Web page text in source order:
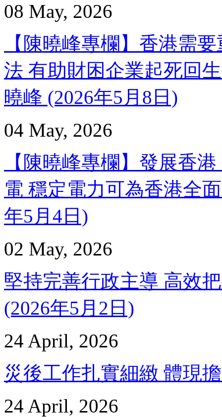
08 May, 2026
【陳曉峰專欄】香港需
法 有助財困企業起死回
曉峰 (2026年5月8日)
04 May, 2026
【陳曉峰專欄】發展香
電 穩定電力可為香港全
年5月4日)
02 May, 2026
堅持完善行政主導 高效
(2026年5月2日)
24 April, 2026
災後工作扎實細緻 體現
24 April, 2026